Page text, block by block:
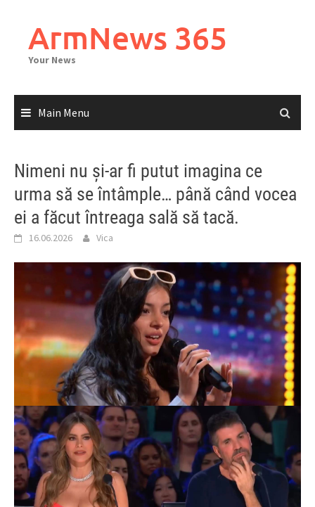
contentArmNews 365
Your News
Main Menu
Nimeni nu și-ar fi putut imagina ce
urma să se întâmple… până când vocea
ei a făcut întreaga sală să tacă.
16.06.2026 Vica